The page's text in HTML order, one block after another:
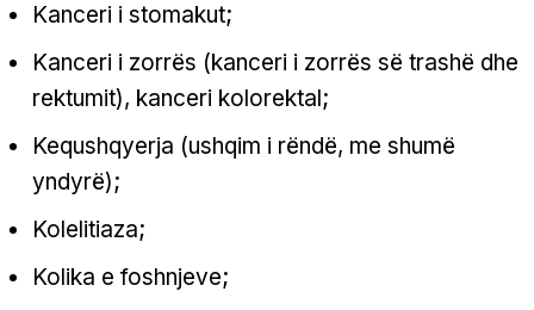
Kanceri i stomakut;
Kanceri i zorrës (kanceri i zorrës së trashë dhe
rektumit), kanceri kolorektal;
Kequshqyerja (ushqim i rëndë, me shumë
yndyrë);
Kolelitiaza;
Kolika e foshnjeve;